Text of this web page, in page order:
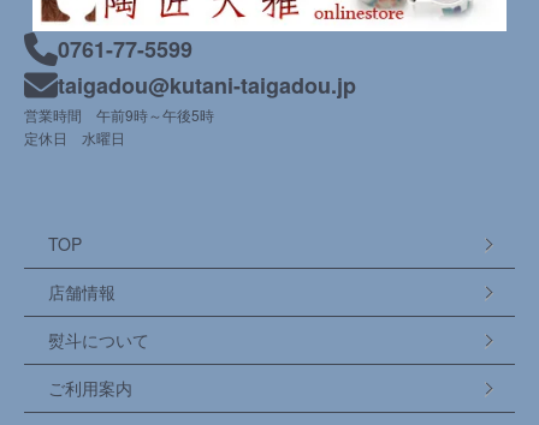
0761-77-5599
taigadou@kutani-taigadou.jp
営業時間 午前9時～午後5時
定休日 水曜日
TOP
店舗情報
熨斗について
ご利用案内